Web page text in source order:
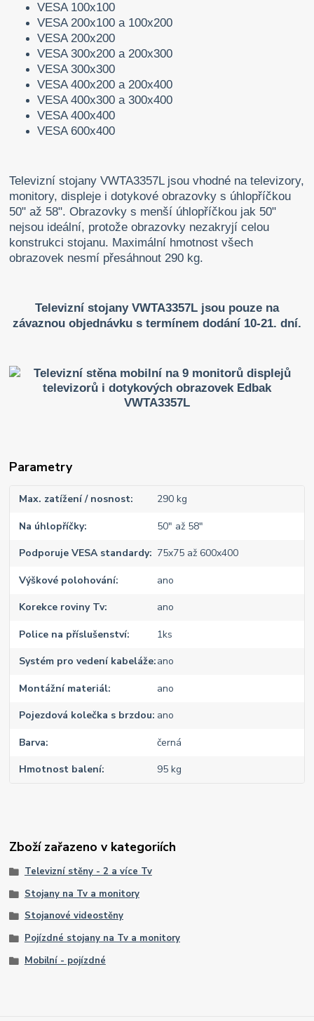
VESA 100x100
VESA 200x100 a 100x200
VESA 200x200
VESA 300x200 a 200x300
VESA 300x300
VESA 400x200 a 200x400
VESA 400x300 a 300x400
VESA 400x400
VESA 600x400
Televizní stojany VWTA3357L jsou vhodné na televizory,
monitory, displeje i dotykové obrazovky s úhlopříčkou
50" až 58". Obrazovky s menší úhlopříčkou jak 50"
nejsou ideální, protože obrazovky nezakryjí celou
konstrukci stojanu. Maximální hmotnost všech
obrazovek nesmí přesáhnout 290 kg.
Televizní stojany VWTA3357L jsou pouze na
závaznou objednávku s termínem dodání 10-21. dní.
Parametry
Max. zatížení / nosnost 290 kg
Na úhlopříčky 50" až 58"
Podporuje VESA standardy 75x75 až 600x400
Výškové polohování ano
Korekce roviny Tv ano
Police na příslušenství 1ks
Systém pro vedení kabeláže ano
Montážní materiál ano
Pojezdová kolečka s brzdou ano
Barva černá
Hmotnost balení 95 kg
Zboží zařazeno v kategoriích
Televizní stěny - 2 a více Tv
Stojany na Tv a monitory
Stojanové videostěny
Pojízdné stojany na Tv a monitory
Mobilní - pojízdné